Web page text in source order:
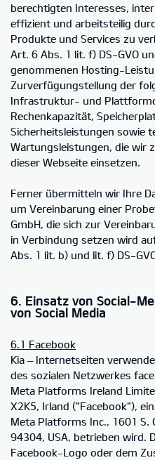
berechtigten Interesses,
effizient und arbeitsteilig
Produkte und Services zu
Art. 6 Abs. 1 lit. f) DS-GVO
genommenen Hosting-
Zurverfügungstellung der
Infrastruktur- und
Rechenkapazität,
Sicherheitsleistungen sowie
Wartungsleistungen, die wir
dieser Webseite einsetzen.
Ferner übermitteln wir Ihre
um Vereinbarung einer
GmbH, die sich zur
in Verbindung setzen wird
Abs. 1 lit. b) und lit. f) DS-
6. Einsatz von Social-
von Social Media
6.1 Facebook
Kia – Internetseiten
des sozialen Netzwerkes
Meta Platforms Ireland
X2K5, Irland ("Facebook"),
Meta Platforms Inc., 1601 S.
94304, USA, betrieben wird.
Facebook-Logo oder dem